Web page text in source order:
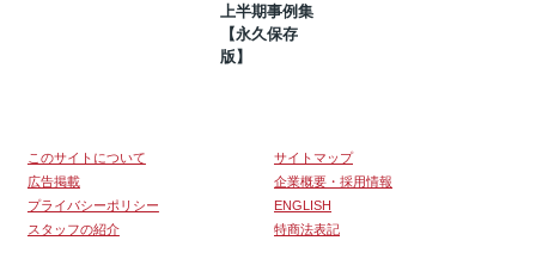
上半期事例集
【永久保存
版】
このサイトについて
サイトマップ
広告掲載
企業概要・採用情報
プライバシーポリシー
ENGLISH
スタッフの紹介
特商法表記